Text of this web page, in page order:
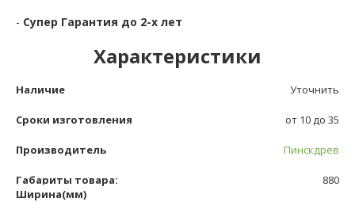
- Супер Гарантия до 2-х лет
Характеристики
Наличие Уточнить
Сроки изготовления от 10 до 35
Производитель Пинскдрев
Габариты товара:
Ширина(мм)
880